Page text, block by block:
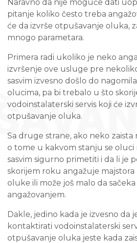
Naravno da nije moguće dati
pitanje koliko često treba
će da izvrše otpušavanje oluka,
mnogo parametara.
Primera radi ukoliko je neko
izvršenje ove usluge pre
sasvim izvesno došlo do
olucima, pa bi trebalo u što
vodoinstalaterski servis koji će
otpušavanje oluka.
Sa druge strane, ako neko zaista
o tome u kakvom stanju se oluci
sasvim sigurno primetiti i da li je
skorijem roku angažuje majstora
oluke ili može još malo da sačeka
angažovanjem.
Dakle, jedino kada je izvesno da
kontaktirati vodoinstalaterski
otpušavanje oluka jeste kada